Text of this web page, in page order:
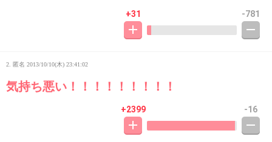
+31 -781
2. 匿名 2013/10/10(木) 23:41:02
気持ち悪い！！！！！！！！！
+2399 -16